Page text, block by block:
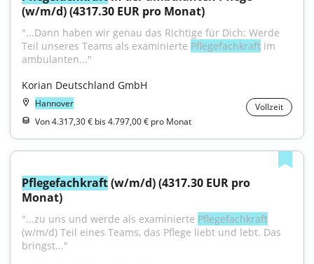
(w/m/d) (4317.30 EUR pro Monat)
"...Dann haben wir genau das Richtige für Dich: Werde
Teil unseres Teams als examinierte Pflegefachkraft im
ambulanten..."
Korian Deutschland GmbH
Hannover
Vollzeit
Von 4.317,30 € bis 4.797,00 € pro Monat
Pflegefachkraft (w/m/d) (4317.30 EUR pro
Monat)
"...zu uns und werde als examinierte Pflegefachkraft
(w/m/d) Teil eines Teams, das Pflege liebt und lebt. Das
bringst..."